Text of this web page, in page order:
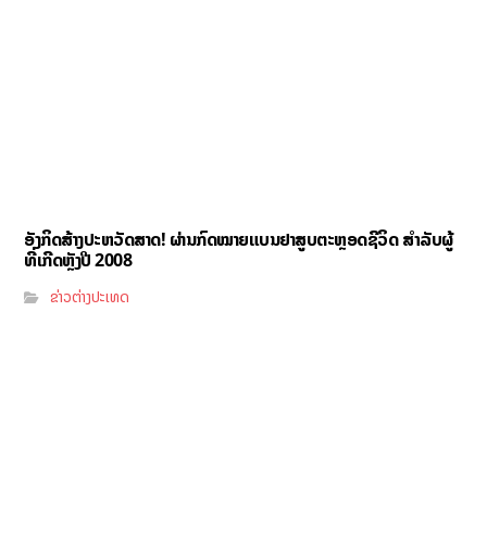
ອັງກິດສ້າງປະຫວັດສາດ! ຜ່ານກົດໝາຍແບນຢາສູບຕະຫຼອດຊີວິດ ສຳລັບຜູ້
ທີ່ເກີດຫຼັງປີ 2008
ຂ່າວຕ່າງປະເທດ